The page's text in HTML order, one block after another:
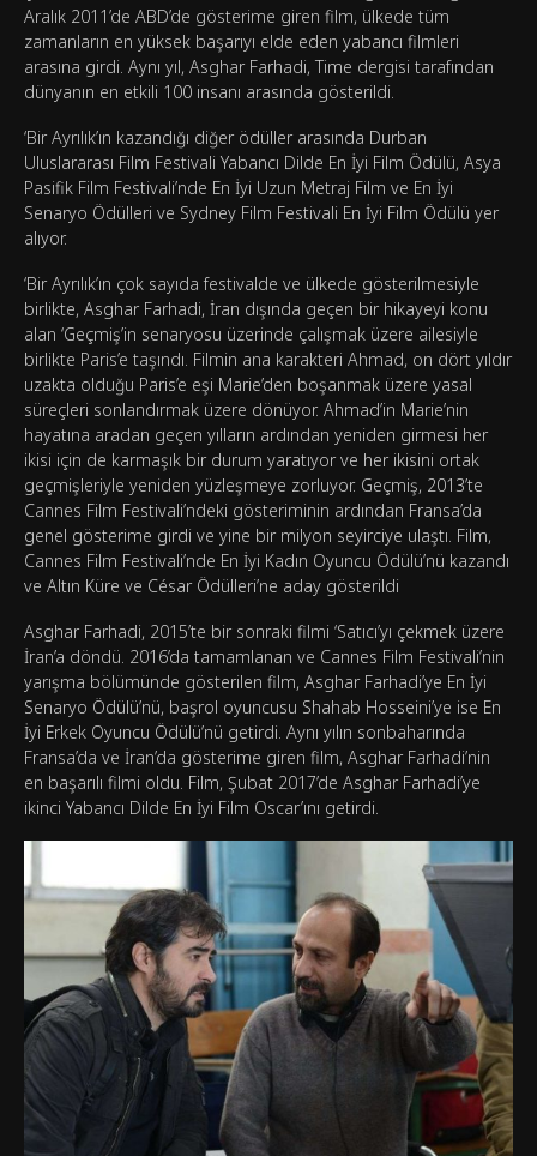
Aralık 2011’de ABD’de gösterime giren film, ülkede tüm
zamanların en yüksek başarıyı elde eden yabancı filmleri
arasına girdi. Aynı yıl, Asghar Farhadi, Time dergisi tarafından
dünyanın en etkili 100 insanı arasında gösterildi.
‘Bir Ayrılık’ın kazandığı diğer ödüller arasında Durban
Uluslararası Film Festivali Yabancı Dilde En İyi Film Ödülü, Asya
Pasifik Film Festivali’nde En İyi Uzun Metraj Film ve En İyi
Senaryo Ödülleri ve Sydney Film Festivali En İyi Film Ödülü yer
alıyor.
‘Bir Ayrılık’ın çok sayıda festivalde ve ülkede gösterilmesiyle
birlikte, Asghar Farhadi, İran dışında geçen bir hikayeyi konu
alan ‘Geçmiş’in senaryosu üzerinde çalışmak üzere ailesiyle
birlikte Paris’e taşındı. Filmin ana karakteri Ahmad, on dört yıldır
uzakta olduğu Paris’e eşi Marie’den boşanmak üzere yasal
süreçleri sonlandırmak üzere dönüyor. Ahmad’in Marie’nin
hayatına aradan geçen yılların ardından yeniden girmesi her
ikisi için de karmaşık bir durum yaratıyor ve her ikisini ortak
geçmişleriyle yeniden yüzleşmeye zorluyor. Geçmiş, 2013’te
Cannes Film Festivali’ndeki gösteriminin ardından Fransa’da
genel gösterime girdi ve yine bir milyon seyirciye ulaştı. Film,
Cannes Film Festivali’nde En İyi Kadın Oyuncu Ödülü’nü kazandı
ve Altın Küre ve César Ödülleri’ne aday gösterildi
Asghar Farhadi, 2015’te bir sonraki filmi ‘Satıcı’yı çekmek üzere
İran’a döndü. 2016’da tamamlanan ve Cannes Film Festivali’nin
yarışma bölümünde gösterilen film, Asghar Farhadi’ye En İyi
Senaryo Ödülü’nü, başrol oyuncusu Shahab Hosseini’ye ise En
İyi Erkek Oyuncu Ödülü’nü getirdi. Aynı yılın sonbaharında
Fransa’da ve İran’da gösterime giren film, Asghar Farhadi’nin
en başarılı filmi oldu. Film, Şubat 2017’de Asghar Farhadi’ye
ikinci Yabancı Dilde En İyi Film Oscar’ını getirdi.